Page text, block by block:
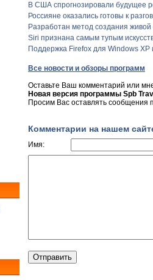
В США спрогнозировали будущее
Россияне оказались готовы к
Разработан метод создания
Siri признана самым тупым
Поддержка Firefox для Windows XP
Все новости и обзоры программ
Оставьте Ваш комментарий или
Новая версия программы Spb
Просим Вас оставлять сообщения
Комментарии на нашем
Имя: